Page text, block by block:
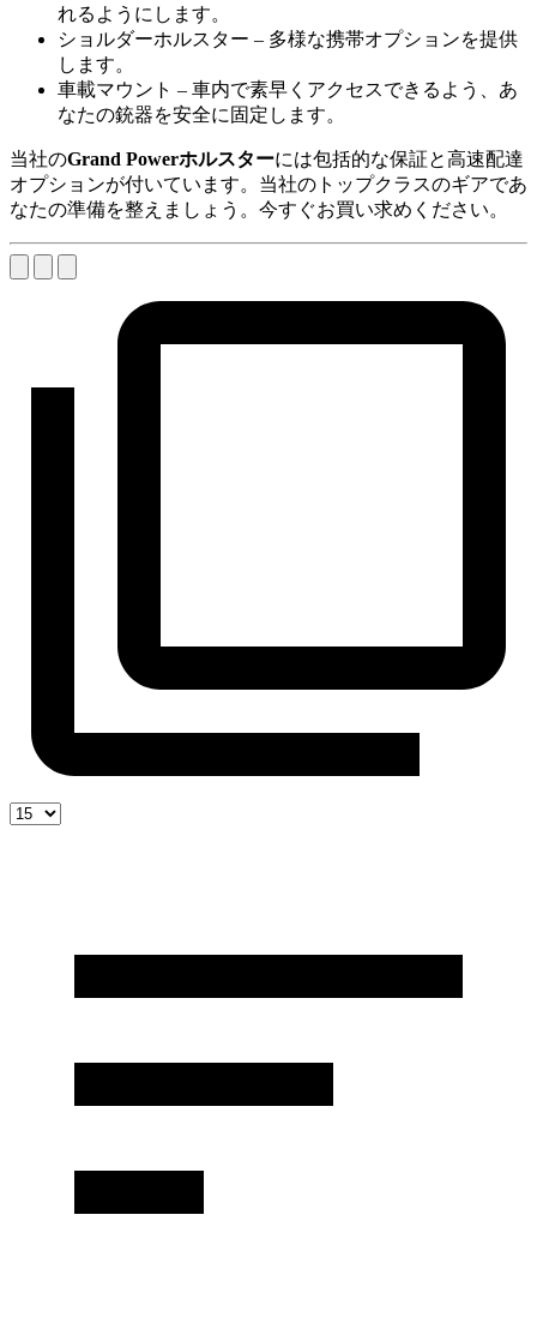
れるようにします。
ショルダーホルスター – 多様な携帯オプションを提供
します。
車載マウント – 車内で素早くアクセスできるよう、あ
なたの銃器を安全に固定します。
当社のGrand Powerホルスターには包括的な保証と高速配達
オプションが付いています。当社のトップクラスのギアであ
なたの準備を整えましょう。今すぐお買い求めください。